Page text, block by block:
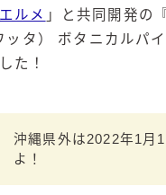
ルメ 」と共同開発の
ッタ） ボタニカルパ
た！
沖縄県外は2022年1月
よ！